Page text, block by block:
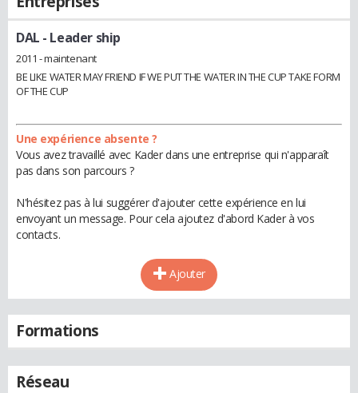
DAL - Leader ship
2011 - maintenant
BE LIKE WATER MAY FRIEND IF WE PUT THE WATER IN THE CUP TAKE FORM
OF THE CUP
Une expérience absente ?
Vous avez travaillé avec Kader dans une entreprise qui n'apparaît
pas dans son parcours ?
N'hésitez pas à lui suggérer d'ajouter cette expérience en lui
envoyant un message. Pour cela ajoutez d'abord Kader à vos
contacts.
Ajouter
Formations
Réseau